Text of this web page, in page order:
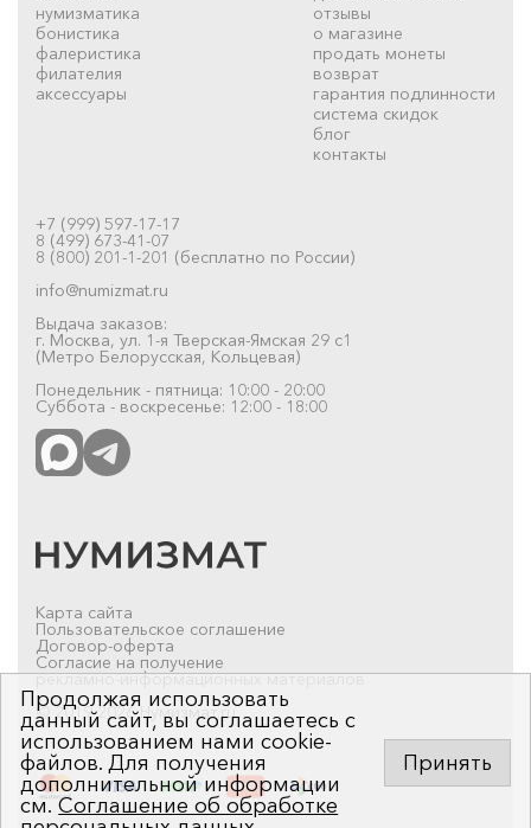
нумизматика
бонистика
фалеристика
филателия
аксессуары
отзывы
о магазине
продать монеты
возврат
гарантия подлинности
система скидок
блог
контакты
+7 (999) 597-17-17
8 (499) 673-41-07
8 (800) 201-1-201 (бесплатно по России)
info@numizmat.ru
Выдача заказов:
г. Москва, ул. 1-я Тверская-Ямская 29 с1
(Метро Белорусская, Кольцевая)
Понедельник - пятница: 10:00 - 20:00
Суббота - воскресенье: 12:00 - 18:00
Карта сайта
Пользовательское соглашение
Договор-оферта
Согласие на получение
рекламно-информационных материалов
© 2019-2026 Нумизмат.ru
Продолжая использовать
данный сайт, вы соглашаетесь с
использованием нами cookie-
файлов. Для получения
дополнительной информации
см.Соглашение об обработке
Принять